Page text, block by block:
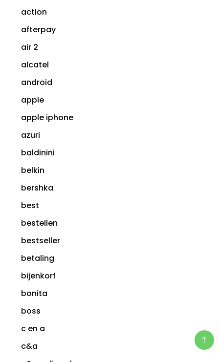
action
afterpay
air 2
alcatel
android
apple
apple iphone
azuri
baldinini
belkin
bershka
best
bestellen
bestseller
betaling
bijenkorf
bonita
boss
c en a
c&a